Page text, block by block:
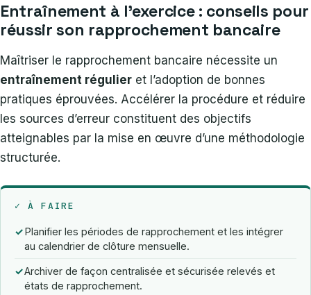
Entraînement à l’exercice : conseils pour
réussir son rapprochement bancaire
Maîtriser le rapprochement bancaire nécessite un
entraînement régulier et l’adoption de bonnes
pratiques éprouvées. Accélérer la procédure et réduire
les sources d’erreur constituent des objectifs
atteignables par la mise en œuvre d’une méthodologie
structurée.
✓ À FAIRE
✓Planifier les périodes de rapprochement et les intégrer
au calendrier de clôture mensuelle.
✓Archiver de façon centralisée et sécurisée relevés et
états de rapprochement.